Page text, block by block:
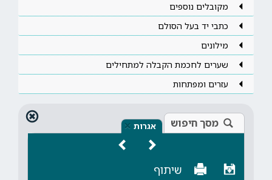
מקובלים נוספים
כתבי יד בעל הסולם
מילונים
שערים לחכמת הקבלה למתחילים
עזרים ומפתחות
מסך חיפוש אגרות ×
שיתוף